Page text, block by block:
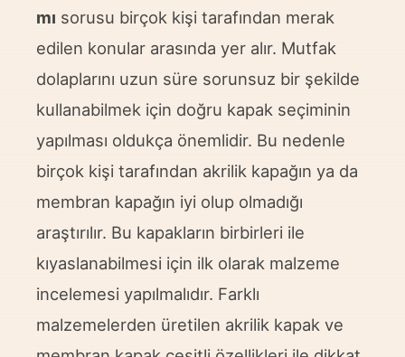
mı sorusu birçok kişi tarafından merak
edilen konular arasında yer alır. Mutfak
dolaplarını uzun süre sorunsuz bir şekilde
kullanabilmek için doğru kapak seçiminin
yapılması oldukça önemlidir. Bu nedenle
birçok kişi tarafından akrilik kapağın ya da
membran kapağın iyi olup olmadığı
araştırılır. Bu kapakların birbirleri ile
kıyaslanabilmesi için ilk olarak malzeme
incelemesi yapılmalıdır. Farklı
malzemelerden üretilen akrilik kapak ve